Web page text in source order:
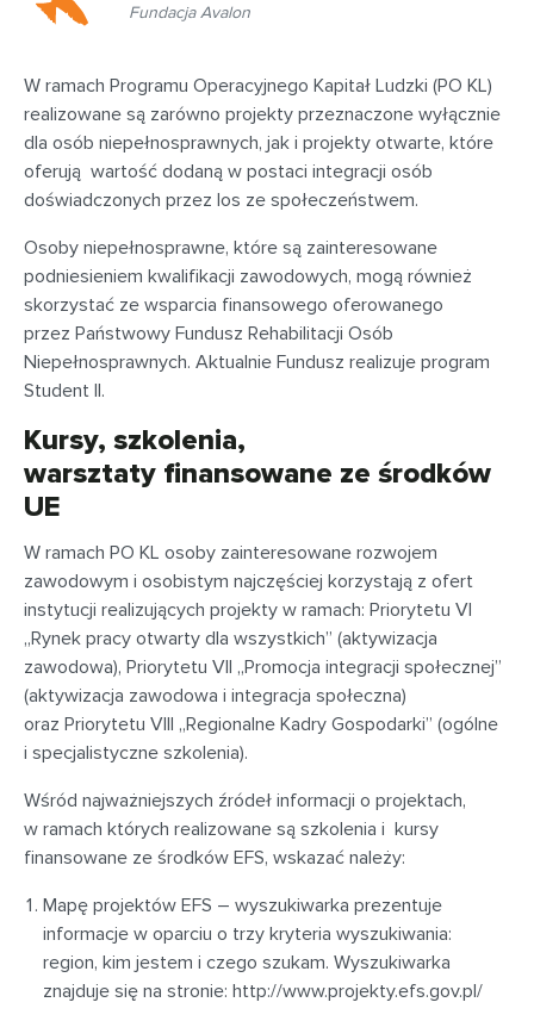
Fundacja Avalon
W ramach Programu Operacyjnego Kapitał Ludzki (PO KL)
realizowane są zarówno projekty przeznaczone wyłącznie
dla osób niepełnosprawnych, jak i projekty otwarte, które
oferują wartość dodaną w postaci integracji osób
doświadczonych przez los ze społeczeństwem.
Osoby niepełnosprawne, które są zainteresowane
podniesieniem kwalifikacji zawodowych, mogą również
skorzystać ze wsparcia finansowego oferowanego
przez Państwowy Fundusz Rehabilitacji Osób
Niepełnosprawnych. Aktualnie Fundusz realizuje program
Student II.
Kursy, szkolenia,
warsztaty finansowane ze środków
UE
W ramach PO KL osoby zainteresowane rozwojem
zawodowym i osobistym najczęściej korzystają z ofert
instytucji realizujących projekty w ramach: Priorytetu VI
„Rynek pracy otwarty dla wszystkich” (aktywizacja
zawodowa), Priorytetu VII „Promocja integracji społecznej”
(aktywizacja zawodowa i integracja społeczna)
oraz Priorytetu VIII „Regionalne Kadry Gospodarki” (ogólne
i specjalistyczne szkolenia).
Wśród najważniejszych źródeł informacji o projektach,
w ramach których realizowane są szkolenia i kursy
finansowane ze środków EFS, wskazać należy:
Mapę projektów EFS – wyszukiwarka prezentuje
informacje w oparciu o trzy kryteria wyszukiwania:
region, kim jestem i czego szukam. Wyszukiwarka
znajduje się na stronie: http://www.projekty.efs.gov.pl/